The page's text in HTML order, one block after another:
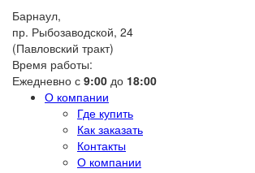
Барнаул,
пр. Рыбозаводской, 24
(Павловский тракт)
Время работы:
Ежедневно с 9:00 до 18:00
О компании
Где купить
Как заказать
Контакты
О компании